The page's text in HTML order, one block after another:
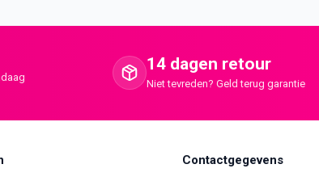
14 dagen retour
Niet tevreden? Geld terug garantie
Contactgegevens